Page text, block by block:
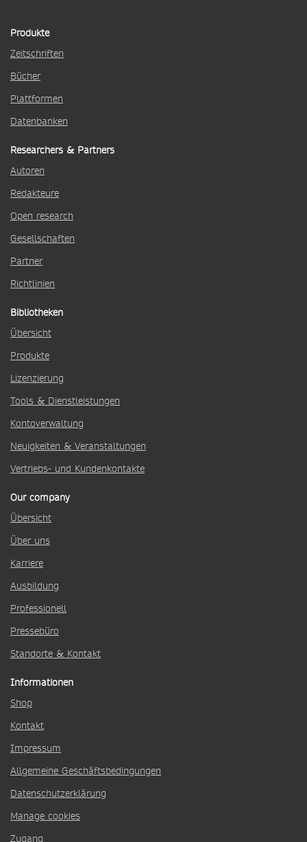
Produkte
Zeitschriften
Bücher
Plattformen
Datenbanken
Researchers & Partners
Autoren
Redakteure
Open research
Gesellschaften
Partner
Richtlinien
Bibliotheken
Übersicht
Produkte
Lizenzierung
Tools & Dienstleistungen
Kontoverwaltung
Neuigkeiten & Veranstaltungen
Vertriebs- und Kundenkontakte
Our company
Übersicht
Über uns
Karriere
Ausbildung
Professionell
Pressebüro
Standorte & Kontakt
Informationen
Shop
Kontakt
Impressum
Allgemeine Geschäftsbedingungen
Datenschutzerklärung
Manage cookies
Zugang